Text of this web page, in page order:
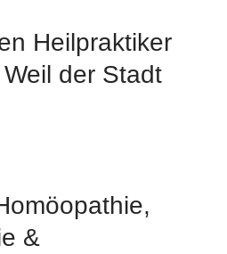
Heilpraktiker
der Stadt
&